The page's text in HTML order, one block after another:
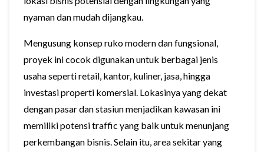
nyaman dan mudah dijangkau.
Mengusung konsep ruko modern dan fungsional,
proyek ini cocok digunakan untuk berbagai jenis
usaha seperti retail, kantor, kuliner, jasa, hingga
investasi properti komersial. Lokasinya yang dekat
dengan pasar dan stasiun menjadikan kawasan ini
memiliki potensi traffic yang baik untuk menunjang
perkembangan bisnis. Selain itu, area sekitar yang